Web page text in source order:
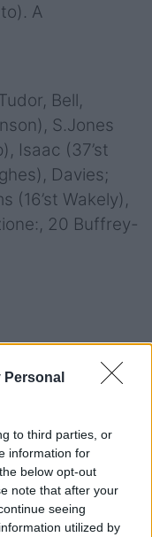
Personal
to third parties, or
information for
below opt-out
note that after your
seeing
utilized by
A
Bell,
S.Jones
Isaac (37’st
Davies;
(16’st Wakely),
20 Buffrey-
Carnini (FIR)
3); Pratichetti
U21)